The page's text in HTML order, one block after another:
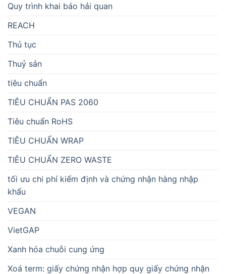
Quy trình khai báo hải quan
REACH
Thủ tục
Thuỷ sản
tiêu chuẩn
TIÊU CHUẨN PAS 2060
Tiêu chuẩn RoHS
TIÊU CHUẨN WRAP
TIÊU CHUẨN ZERO WASTE
tối ưu chi phí kiểm định và chứng nhận hàng nhập
khẩu
VEGAN
VietGAP
Xanh hóa chuỗi cung ứng
Xoá term: giấy chứng nhận hợp quy giấy chứng nhận